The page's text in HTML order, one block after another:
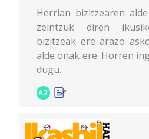
Herrian bizitzearen
zeintzuk diren
bizitzeak ere arazo
alde onak ere. Horren
dugu.
A2